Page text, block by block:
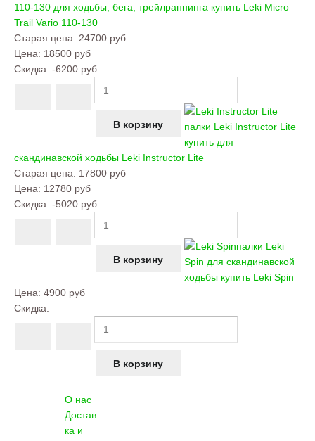
110-130 для ходьбы, бега, трейлраннинга купить Leki Micro
Trail Vario 110-130
Старая цена: 24700 руб
Цена: 18500 руб
Скидка: -6200 руб
палки Leki Instructor Lite
купить для
скандинавской ходьбы Leki Instructor Lite
Старая цена: 17800 руб
Цена: 12780 руб
Скидка: -5020 руб
палки Leki
Spin для скандинавской
ходьбы купить Leki Spin
Цена: 4900 руб
Скидка:
О нас
Достав
ка и